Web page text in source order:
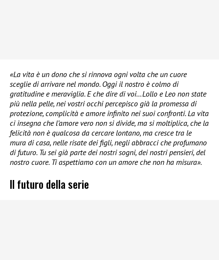
«La vita è un dono che si rinnova ogni volta che un cuore
sceglie di arrivare nel mondo. Oggi il nostro è colmo di
gratitudine e meraviglia. E che dire di voi…Lollo e Leo non state
più nella pelle, nei vostri occhi percepisco già la promessa di
protezione, complicità e amore infinito nei suoi confronti. La vita
ci insegna che l’amore vero non si divide, ma si moltiplica, che la
felicità non è qualcosa da cercare lontano, ma cresce tra le
mura di casa, nelle risate dei figli, negli abbracci che profumano
di futuro. Tu sei già parte dei nostri sogni, dei nostri pensieri, del
nostro cuore. Ti aspettiamo con un amore che non ha misura».
Il futuro della serie